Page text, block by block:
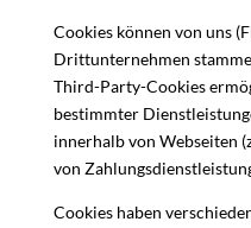
Cookies können von uns
Drittunternehmen
Third-Party-Cookies
bestimmter
innerhalb von Webseiten
von
Cookies haben